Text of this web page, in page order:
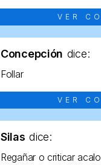
VER
Concepción dice:
Follar
VER
Silas dice:
Regañar o criticar